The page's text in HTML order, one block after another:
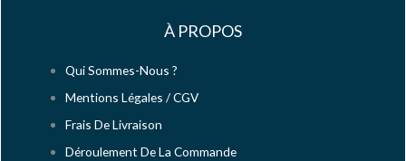
À PROPOS
Qui Sommes-Nous ?
Mentions Légales / CGV
Frais De Livraison
Déroulement De La Commande